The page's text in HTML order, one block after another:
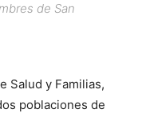
de San
Salud y Familias,
poblaciones de